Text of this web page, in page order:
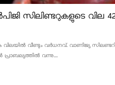
സിലിണ്ടറുകളുടെ വില
വീണ്ടും വർധനവ്. വാണിജ്യ
വന്നു....